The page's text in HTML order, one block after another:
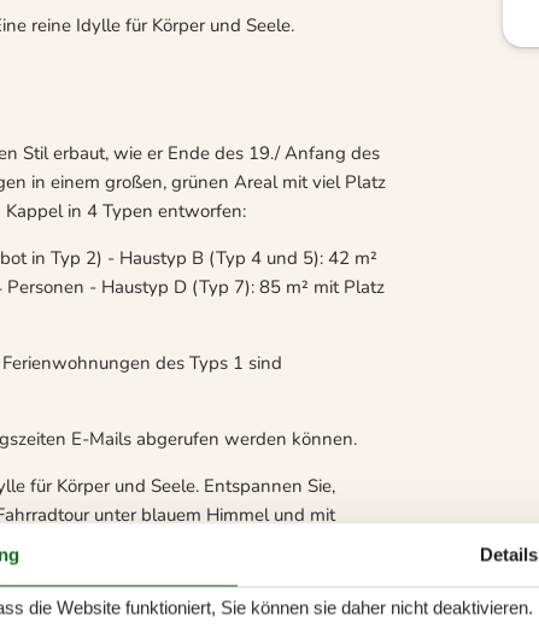
reine Idylle für Körper und Seele.
Stil erbaut, wie er Ende des 19./ Anfang des
in einem großen, grünen Areal mit viel Platz
in 4 Typen entworfen:
in Typ 2) - Haustyp B (Typ 4 und 5): 42 m²
- Haustyp D (Typ 7): 85 m² mit Platz
des Typs 1 sind
E-Mails abgerufen werden können.
für Körper und Seele. Entspannen Sie,
unter blauem Himmel und mit
auf der einen und den Sonnenaufgang
aufgegessen werden. Hier gibt es ein
Details
die Website funktioniert, Sie können sie daher nicht deaktivieren.